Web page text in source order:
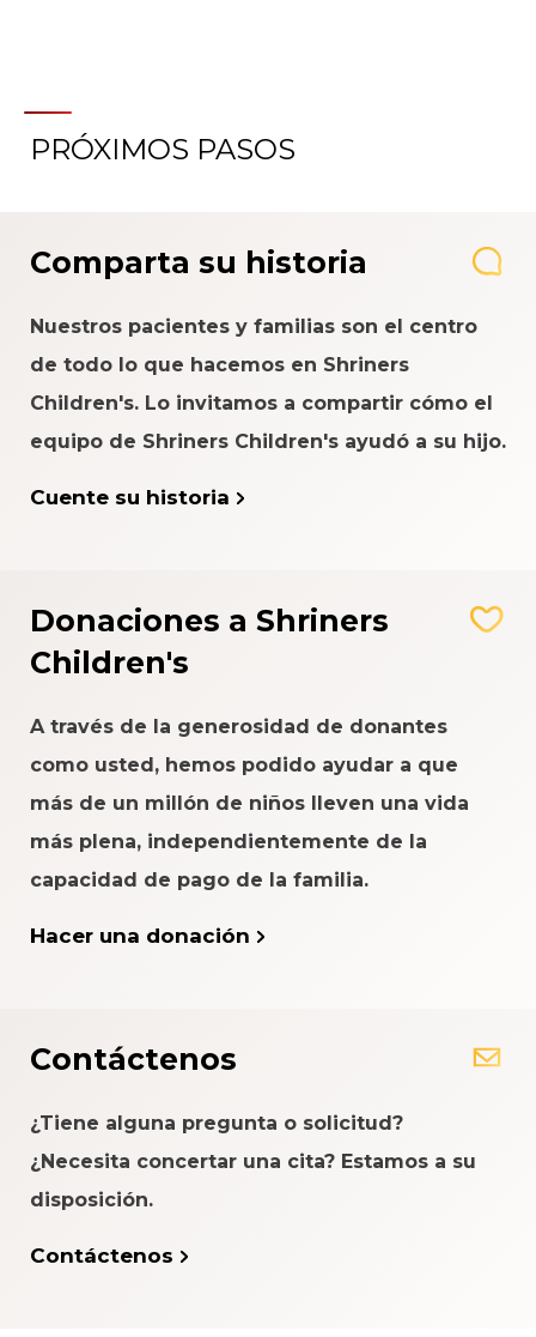
PRÓXIMOS PASOS
Comparta su historia
Nuestros pacientes y familias son el centro
de todo lo que hacemos en Shriners
Children's. Lo invitamos a compartir cómo el
equipo de Shriners Children's ayudó a su hijo.
Cuente su historia
Donaciones a Shriners
Children's
A través de la generosidad de donantes
como usted, hemos podido ayudar a que
más de un millón de niños lleven una vida
más plena, independientemente de la
capacidad de pago de la familia.
Hacer una donación
Contáctenos
¿Tiene alguna pregunta o solicitud?
¿Necesita concertar una cita? Estamos a su
disposición.
Contáctenos